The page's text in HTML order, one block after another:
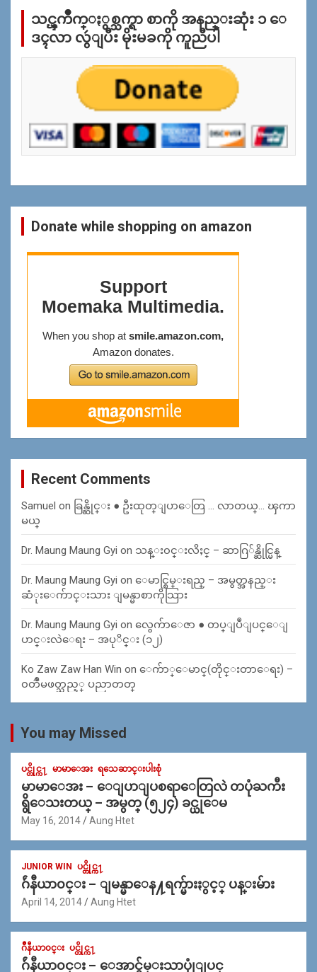
န္
သင္ၾကိဳက္ႏွစ္သက္ရာ စာကို အနည္းဆုံး ၁ ေ
ဒၚလာ လွဴျပီး မိုးမခကို ကူညီပါ
Donate while shopping on amazon
Recent Comments
Samuel on ခြန္ဆိုင္း ● ဦးထုတ္ျပာေတြ … လာတယ္… ၾကာ
မယ္
Dr. Maung Maung Gyi on သန္း၀င္းလိႈင္ – ဆာဂြ်န္ဆိုင္မြန္
Dr. Maung Maung Gyi on ေမာင္စြမ္းရည္ – အမွတ္အနည္း
ဆံုးေက်ာင္းသား ျမန္မာစာကိုသြား
Dr. Maung Maung Gyi on လွေက်ာေဇာ ● တပ္ျပဳျပင္ေျ
ပာင္းလဲေရး – အပုိင္း (၁၂)
Ko Zaw Zaw Han Win on ေက်ာ္ေမာင္(တိုင္းတာေရး) –
၀တၳဳမဖတ္သည့္ ပညာတတ္
You may Missed
ပင္တိုင္က႑ မာမာေအး ရသေဆာင္းပါးစုံ
မာမာေအး – ေျပာျပစရာေတြလဲ တပုံႀကီး
ရွိေသးတယ္ – အမွတ္ (၅၂၄) ခင္ယုေမ
May 16, 2014 Aung Htet
JUNIOR WIN ပင္တိုင္က႑
ဂ်ဴနီယာ၀င္း – ျမန္မာေန႔ရက္မ်ားႏွင့္ ပန္းမ်ား
April 14, 2014 Aung Htet
ဂ်ဳနီယာ၀င္း ပင္တိုင္က႑
ဂ်ဴနီယာ၀င္း – ေအာင္ခ်မ္းသာပုုံျပင္